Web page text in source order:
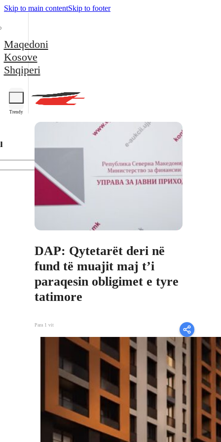
Skip to main contentSkip to footer
Maqedoni
Kosove
Shqiperi
Trendy
DAP: Qytetarët deri në
fund të muajit maj t’i
paraqesin obligimet e tyre
tatimore
Para 1 vit